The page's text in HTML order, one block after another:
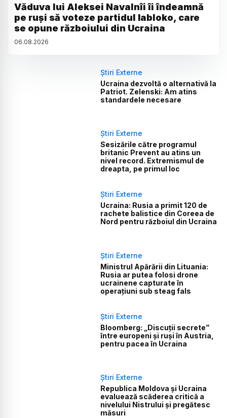
Văduva lui Aleksei Navalnîi îi îndeamnă
pe ruși să voteze partidul Iabloko, care
se opune războiului din Ucraina
06.08.2026
Știri Externe
Ucraina dezvoltă o alternativă la
Patriot. Zelenski: Am atins
standardele necesare
Știri Externe
Sesizările către programul
britanic Prevent au atins un
nivel record. Extremismul de
dreapta, pe primul loc
Știri Externe
Ucraina: Rusia a primit 120 de
rachete balistice din Coreea de
Nord pentru războiul din Ucraina
Știri Externe
Ministrul Apărării din Lituania:
Rusia ar putea folosi drone
ucrainene capturate în
operațiuni sub steag fals
Știri Externe
Bloomberg: „Discuții secrete”
între europeni și ruși în Austria,
pentru pacea în Ucraina
Știri Externe
Republica Moldova și Ucraina
evaluează scăderea critică a
nivelului Nistrului și pregătesc
măsuri